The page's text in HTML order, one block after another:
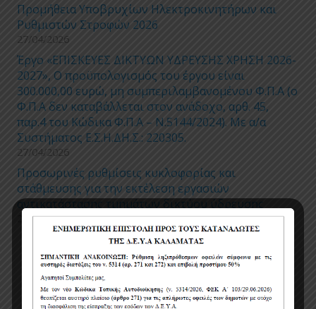
Προμήθεια Υποβρυχίων Ηλεκτροκινητήρων και
Ρυθμιστών Στροφών 2026
27/04/2026
Έργο «ΕΠΙΣΚΕΥΕΣ ΔΙΚΤΥΩΝ ΥΔΡΕΥΣΗΣ ΧΡΗΣΗ 2026-
2027», Ο προϋπολογισμός του έργου είναι
300.000,00 ευρώ, μη συμπεριλαμβανομένου Φ.Π.Α (ο
Φ.Π.Α δεν καταβάλλεται στον ανάδοχο, αρθ. 45,
παρ.4 του Κώδικα Φ.Π.Α – Ν.5144/2024). Με α/α
Συστήματος Ε.Σ.Η.ΔΗ.Σ.: 220305.
27/04/2026
Προσωρινές ρυθμίσεις κυκλοφορίας και
στάθμευσης για την εκτέλεση εργασιών
αντικατάστασης τμημάτων δικτύου ύδρευσης
24/04/2026